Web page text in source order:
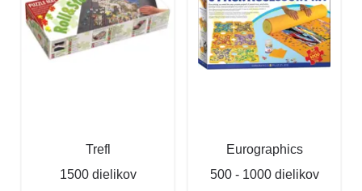
Trefl
1500 dielikov
Eurographics
500 - 1000 dielikov